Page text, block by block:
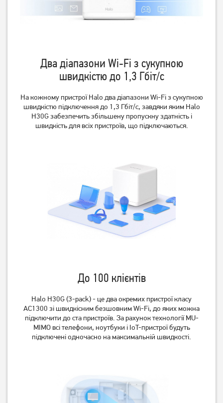
Два діапазони Wi-Fi з сукупною
швидкістю до 1,3 Гбіт/с
На кожному пристрої Halo два діапазони Wi-Fi з сукупною
швидкістю підключення до 1,3 Гбіт/с, завдяки яким Halo
H30G забезпечить збільшену пропускну здатність і
швидкість для всіх пристроїв, що підключаються.
До 100 клієнтів
Halo H30G (3-pack) - це два окремих пристрої класу
AC1300 зі швидкісним безшовним Wi-Fi, до яких можна
підключити до ста пристроїв. За рахунок технології MU-
MIMO всі телефони, ноутбуки і IoT-пристрої будуть
підключені одночасно на максимальній швидкості.